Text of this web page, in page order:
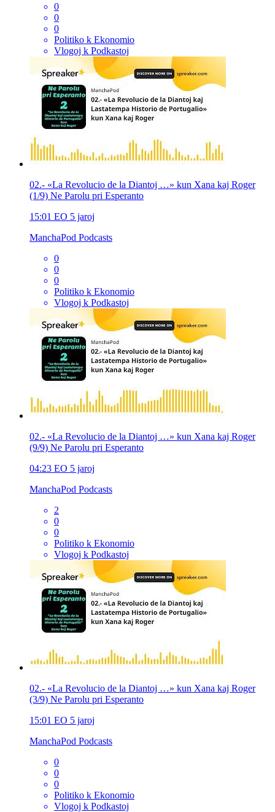
0
0
0
Politiko k Ekonomio
Vlogoj k Podkastoj
02.- «La Revolucio de la Diantoj …» kun Xana kaj Roger
(1/9) Ne Parolu pri Esperanto
15:01 EO 5 jaroj
ManchaPod Podcasts
0
0
0
Politiko k Ekonomio
Vlogoj k Podkastoj
02.- «La Revolucio de la Diantoj …» kun Xana kaj Roger
(9/9) Ne Parolu pri Esperanto
04:23 EO 5 jaroj
ManchaPod Podcasts
2
0
0
Politiko k Ekonomio
Vlogoj k Podkastoj
02.- «La Revolucio de la Diantoj …» kun Xana kaj Roger
(3/9) Ne Parolu pri Esperanto
15:01 EO 5 jaroj
ManchaPod Podcasts
0
0
0
Politiko k Ekonomio
Vlogoj k Podkastoj